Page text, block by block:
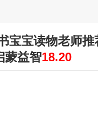
宝宝读物老师
蒙益智18.20